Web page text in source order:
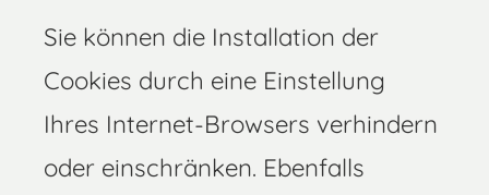
Sie können die Installation der
Cookies durch eine Einstellung
Ihres Internet-Browsers verhindern
oder einschränken. Ebenfalls